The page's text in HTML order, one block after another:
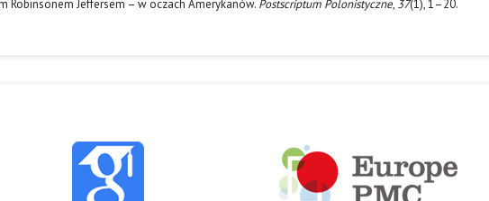
Robinsonem Jeffersem – w oczach Amerykanów. Postscriptum Polonistyczne, 37(1), 1–20.